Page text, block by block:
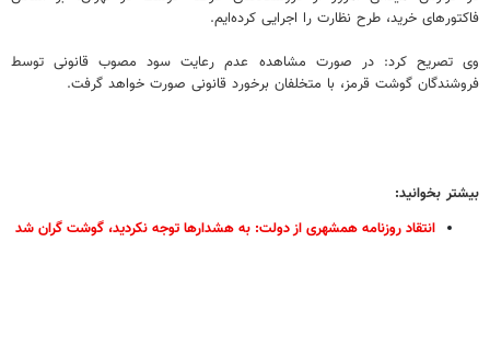
فاکتورهای خرید، طرح نظارت را اجرایی کرده‌ایم.
وی تصریح کرد: در صورت مشاهده عدم رعایت سود مصوب قانونی توسط
فروشندگان گوشت قرمز، با متخلفان برخورد قانونی صورت خواهد گرفت.
بیشتر بخوانید:
انتقاد روزنامه همشهری از دولت: به هشدارها توجه نکردید، گوشت گران شد